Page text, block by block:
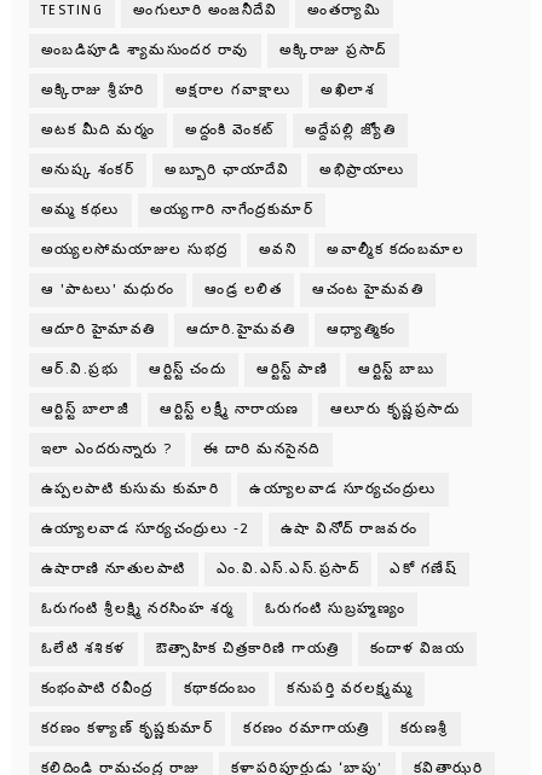
TESTING అంగులూరి అంజనీదేవి అంతర్యామి
అంబడిపూడి శ్యామసుందర రావు అక్కిరాజు ప్రసాద్
అక్కిరాజు శ్రీహరి అక్షరాల గవాక్షాలు అఖిలాశ
అటక మీది మర్మం అద్దంకి వెంకట్ అద్దేపల్లి జ్యోతి
అనుష్క శంకర్ అబ్బూరి ఛాయాదేవి అభిప్రాయాలు
అమ్మ కథలు అయ్యగారి నాగేంద్రకుమార్
అయ్యలసోమయాజుల సుభద్ర అవని అవాల్మీక కదంబమాల
ఆ 'పాటలు' మధురం ఆండ్ర లలిత ఆచంట హైమవతి
ఆదూరి హైమావతి ఆదూరి.హైమవతి ఆధ్యాత్మికం
ఆర్.వి.ప్రభు ఆర్టిస్ట్ చందు ఆర్టిస్ట్ పాణి ఆర్టిస్ట్ బాబు
ఆర్టిస్ట్ బాలాజీ ఆర్టిస్ట్ లక్ష్మీ నారాయణ ఆలూరు కృష్ణప్రసాదు
ఇలా ఎందరున్నారు ? ఈ దారి మనసైనది
ఉప్పలపాటి కుసుమ కుమారి ఉయ్యాలవాడ సూర్యచంద్రులు
ఉయ్యాలవాడ సూర్యచంద్రులు -2 ఉషా వినోద్ రాజవరం
ఉషారాణి నూతులపాటి ఎం.వి.ఎస్.ఎస్.ప్రసాద్ ఎకో గణేష్
ఓరుగంటి శ్రీలక్ష్మి నరసింహ శర్మ ఓరుగంటి సుబ్రహ్మణ్యం
ఓలేటి శశికళ ఔత్సాహిక చిత్రకారిణి గాయత్రి కందాళ విజయ
కంభంపాటి రవీంద్ర కథాకదంబం కనుపర్తి వరలక్ష్మమ్మ
కరణం కళ్యాణ్ కృష్ణకుమార్ కరణం రమాగాయత్రి కరుణశ్రీ
కలిదిండి రామచంద్ర రాజు కళాపరిపూర్ణుడు ‘బాపు’ కవితాఝరి